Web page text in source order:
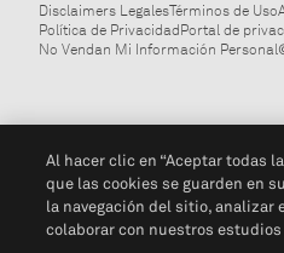
Disclaimers LegalesTérminos de Uso
Política de PrivacidadPortal de
No Vendan Mi Información Personal
Al hacer clic en “Aceptar todas
que las cookies se guarden en
la navegación del sitio, analizar
colaborar con nuestros